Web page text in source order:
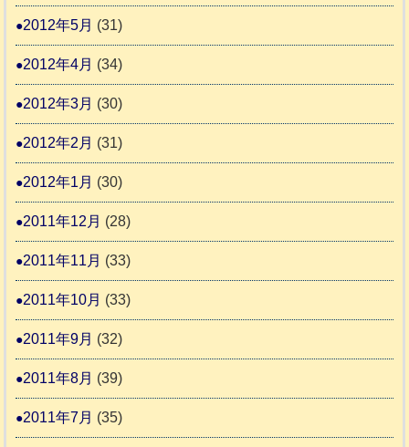
2012年5月 (31)
2012年4月 (34)
2012年3月 (30)
2012年2月 (31)
2012年1月 (30)
2011年12月 (28)
2011年11月 (33)
2011年10月 (33)
2011年9月 (32)
2011年8月 (39)
2011年7月 (35)